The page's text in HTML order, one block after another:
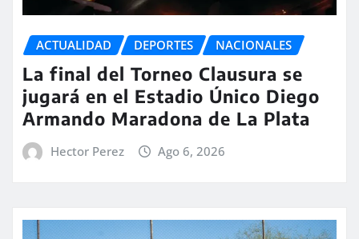
ACTUALIDAD DEPORTES NACIONALES
La final del Torneo Clausura se
jugará en el Estadio Único Diego
Armando Maradona de La Plata
Hector Perez Ago 6, 2026